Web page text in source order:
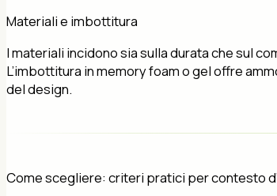
Materiali e imbottitura
I materiali incidono sia sulla durata che sul
L’imbottitura in memory foam o gel offre
del design.
Come scegliere: criteri pratici per contesto